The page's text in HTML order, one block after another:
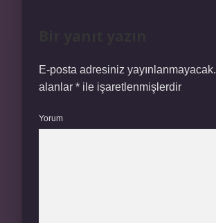
E-posta adresiniz yayınlanmayacak.
alanlar * ile işaretlenmişlerdir
Yorum